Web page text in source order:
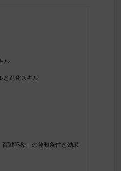
ル
と進化スキル
戦不殆」の発動条件と効果